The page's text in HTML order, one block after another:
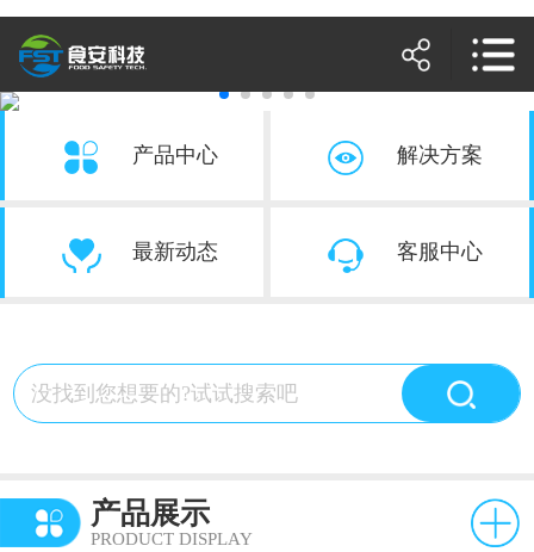
产品中心
最新动态
解决方案
客服中心
产品展示
PRODUCT DISPLAY